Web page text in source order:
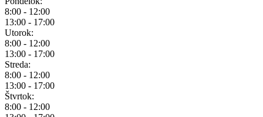
8:00 - 12:00
13:00 - 17:00
Utorok:
8:00 - 12:00
13:00 - 17:00
Streda:
8:00 - 12:00
13:00 - 17:00
Štvrtok:
8:00 - 12:00